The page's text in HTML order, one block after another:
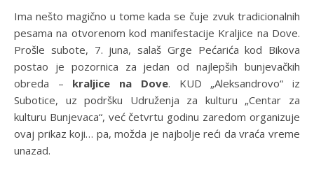
Ima nešto magično u tome kada se čuje zvuk tradicionalnih
pesama na otvorenom kod manifestacije Kraljice na Dove.
Prošle subote, 7. juna, salaš Grge Pećarića kod Bikova
postao je pozornica za jedan od najlepših bunjevačkih
obreda – kraljice na Dove. KUD „Aleksandrovo“ iz
Subotice, uz podršku Udruženja za kulturu „Centar za
kulturu Bunjevaca“, već četvrtu godinu zaredom organizuje
ovaj prikaz koji… pa, možda je najbolje reći da vraća vreme
unazad.